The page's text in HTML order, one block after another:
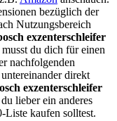
bezüglich der
Nutzungsbereich
exzenterschleifer
du dich für einen
nachfolgenden
direkt
exzenterschleifer
lieber ein anderes
Liste kaufen solltest.